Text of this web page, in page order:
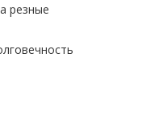
резные